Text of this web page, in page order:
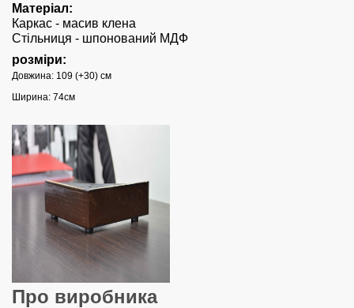
Матеріал:
Каркас - масив клена
Стільниця - шпонований МДФ
розміри:
Довжина: 109 (+30) см
Ширина: 74см
Про виробника